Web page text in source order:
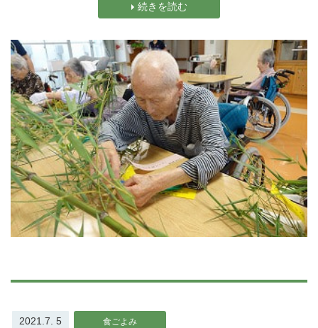
続きを読む
2021.7. 5 食ごよみ